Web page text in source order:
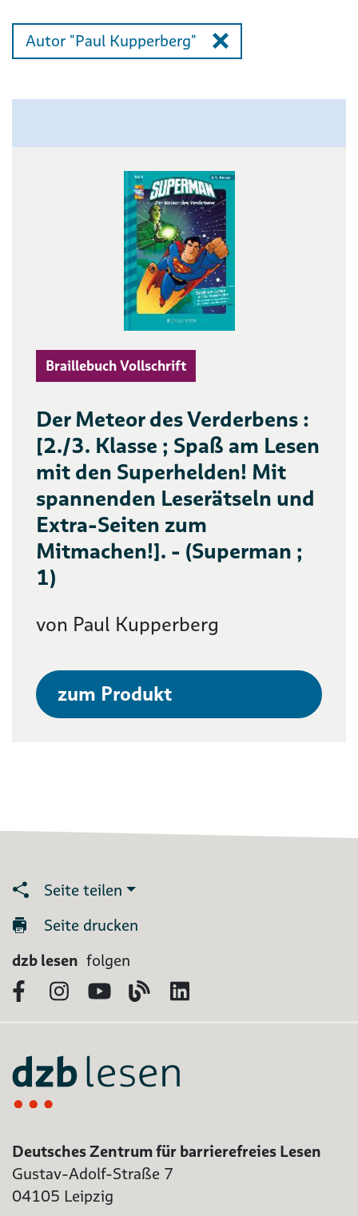
Autor "Paul Kupperberg"
Braillebuch Vollschrift
Der Meteor des Verderbens :
[2./3. Klasse ; Spaß am Lesen
mit den Superhelden! Mit
spannenden Leserätseln und
Extra-Seiten zum
Mitmachen!]. - (Superman ;
1)
von Paul Kupperberg
zum Produkt
Seite teilen
Seite drucken
dzb lesen folgen
FacebookInstagram
YouTubeBlog
Deutsches Zentrum für barrierefreies Lesen
Gustav-Adolf-Straße 7
04105 Leipzig